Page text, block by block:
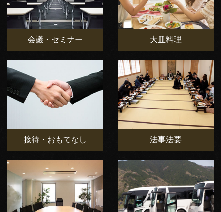
会議・セミナー 大皿料理
接待・おもてなし 法事法要